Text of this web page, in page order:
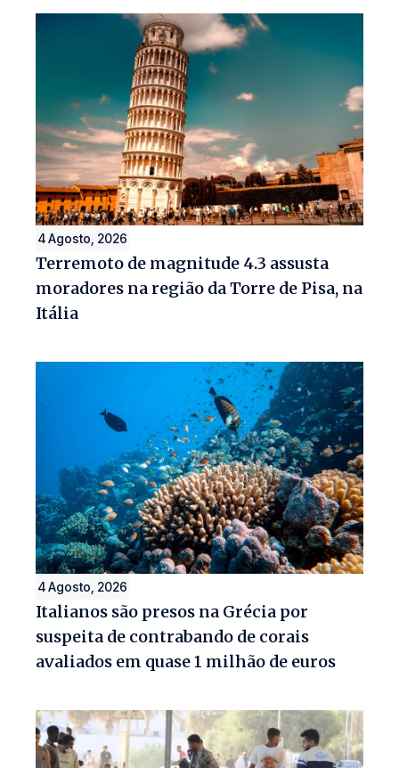
4 Agosto, 2026
Terremoto de magnitude 4.3 assusta
moradores na região da Torre de Pisa, na
Itália
4 Agosto, 2026
Italianos são presos na Grécia por
suspeita de contrabando de corais
avaliados em quase 1 milhão de euros